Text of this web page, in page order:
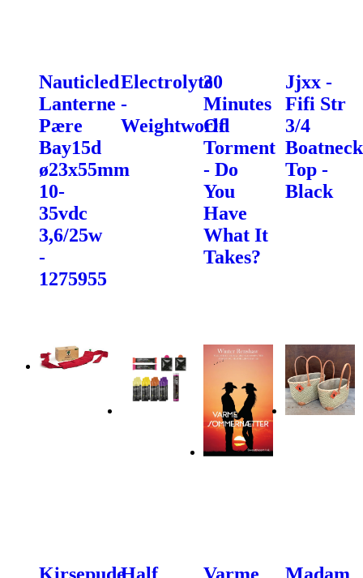
Nauticled
Lanterne
Pære
Bay15d
ø23x55mm
10-
35vdc
3,6/25w
-
1275955
Electrolyte
-
Weightworld
30
Minutes
Of
Torment
- Do
You
Have
What It
Takes?
Jjxx -
Fifi Str
3/4
Boatneck
Top -
Black